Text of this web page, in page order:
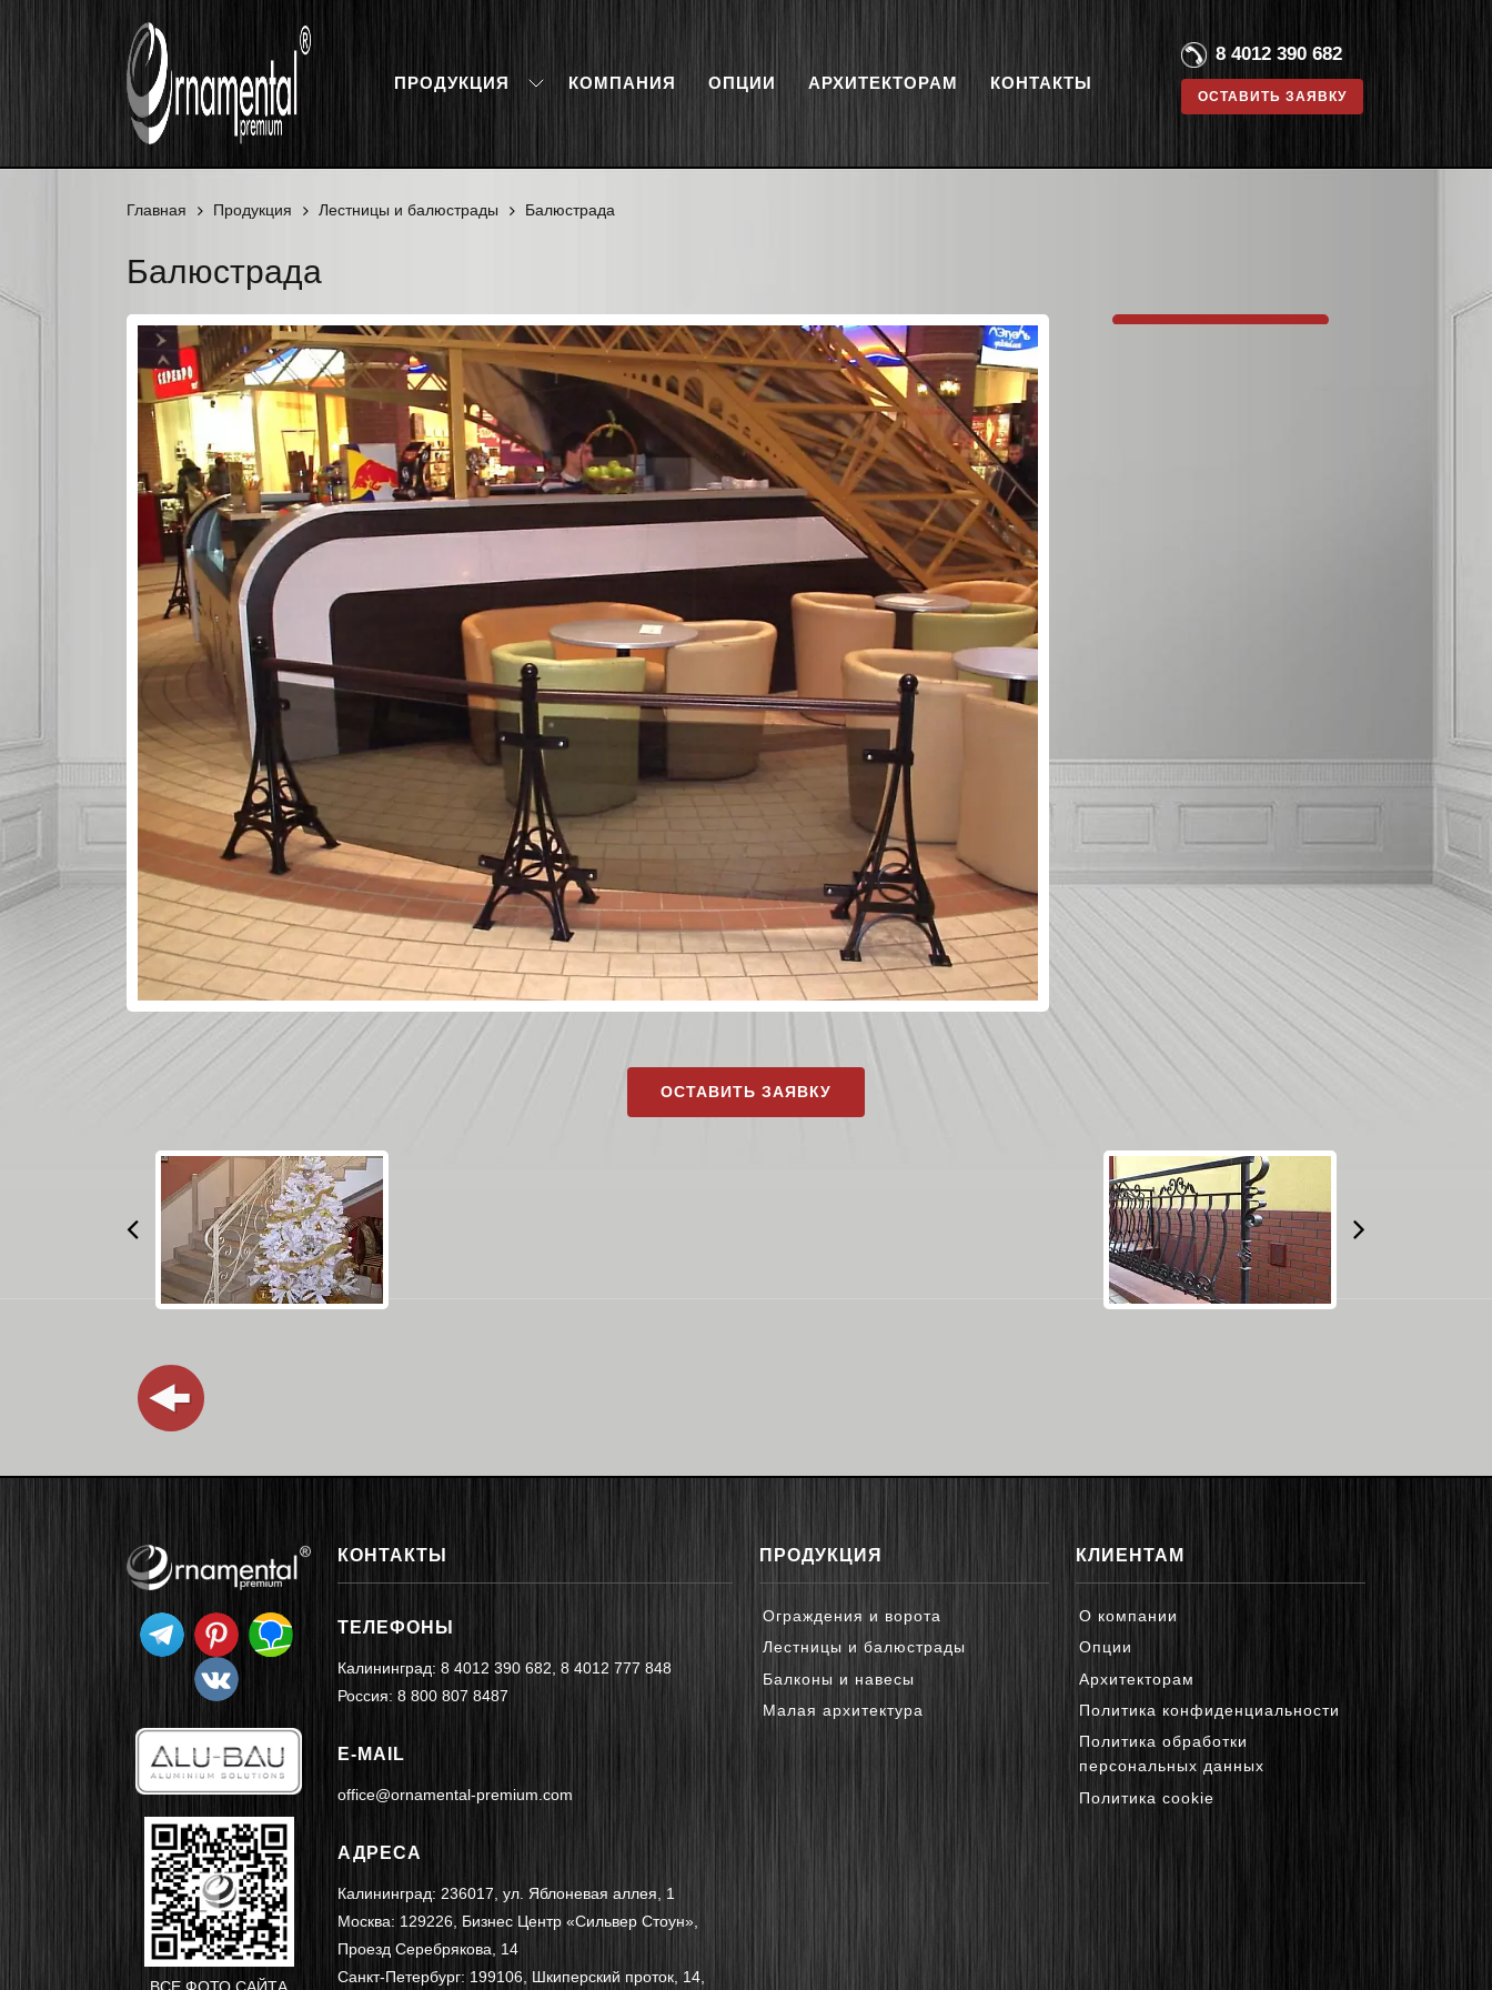
ПРОДУКЦИЯ КОМПАНИЯ ОПЦИИ АРХИТЕКТОРАМ КОНТАКТЫ
8 4012 390 682
ОСТАВИТЬ ЗАЯВКУ
Главная Продукция Лестницы и балюстрады Балюстрада
Балюстрада
ОСТАВИТЬ ЗАЯВКУ
КОНТАКТЫ
ТЕЛЕФОНЫ
Калининград: 8 4012 390 682 8 4012 777 848
Россия: 8 800 807 8487
E-MAIL
office@ornamental-premium.com
АДРЕСА
Калининград: 236017, ул. Яблоневая аллея, 1
Москва: 129226, Бизнес Центр «Сильвер Стоун»,
Проезд Серебрякова, 14
Санкт-Петербург: 199106, Шкиперский проток, 14,
ПРОДУКЦИЯ
Ограждения и ворота
Лестницы и балюстрады
Балконы и навесы
Малая архитектура
КЛИЕНТАМ
О компании
Опции
Архитекторам
Политика конфиденциальности
Политика обработки
персональных данных
Политика cookie